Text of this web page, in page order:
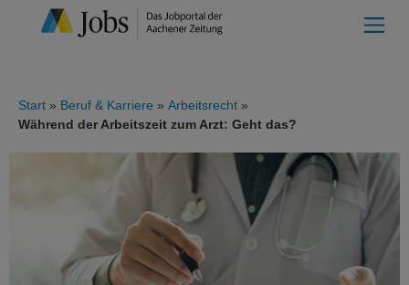
Start Beruf & Karriere
Arbeitsrecht
Während der Arbeitszeit zum Arzt: Geht das?